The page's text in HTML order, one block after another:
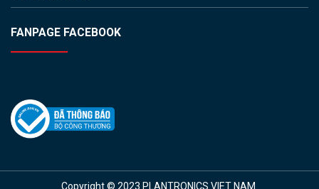
FANPAGE FACEBOOK
Copyright © 2023 PLANTRONICS VIET NAM.